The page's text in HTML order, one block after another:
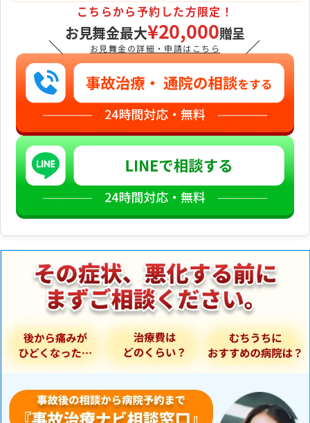
ッフの対応も親切でした。
明も丁寧で分かりやすかったで
す。
＼
こちらから予約した方限定！
お見舞金最大¥20,000贈呈
お見舞金の詳細・申請はこちら ／